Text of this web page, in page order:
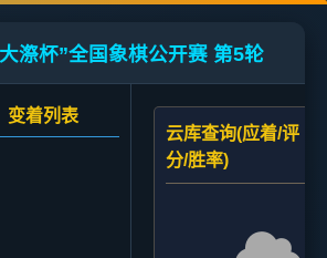
漈杯”全国象棋公开赛 第5轮
变着列表
云库查询(应着/评
分/胜率)